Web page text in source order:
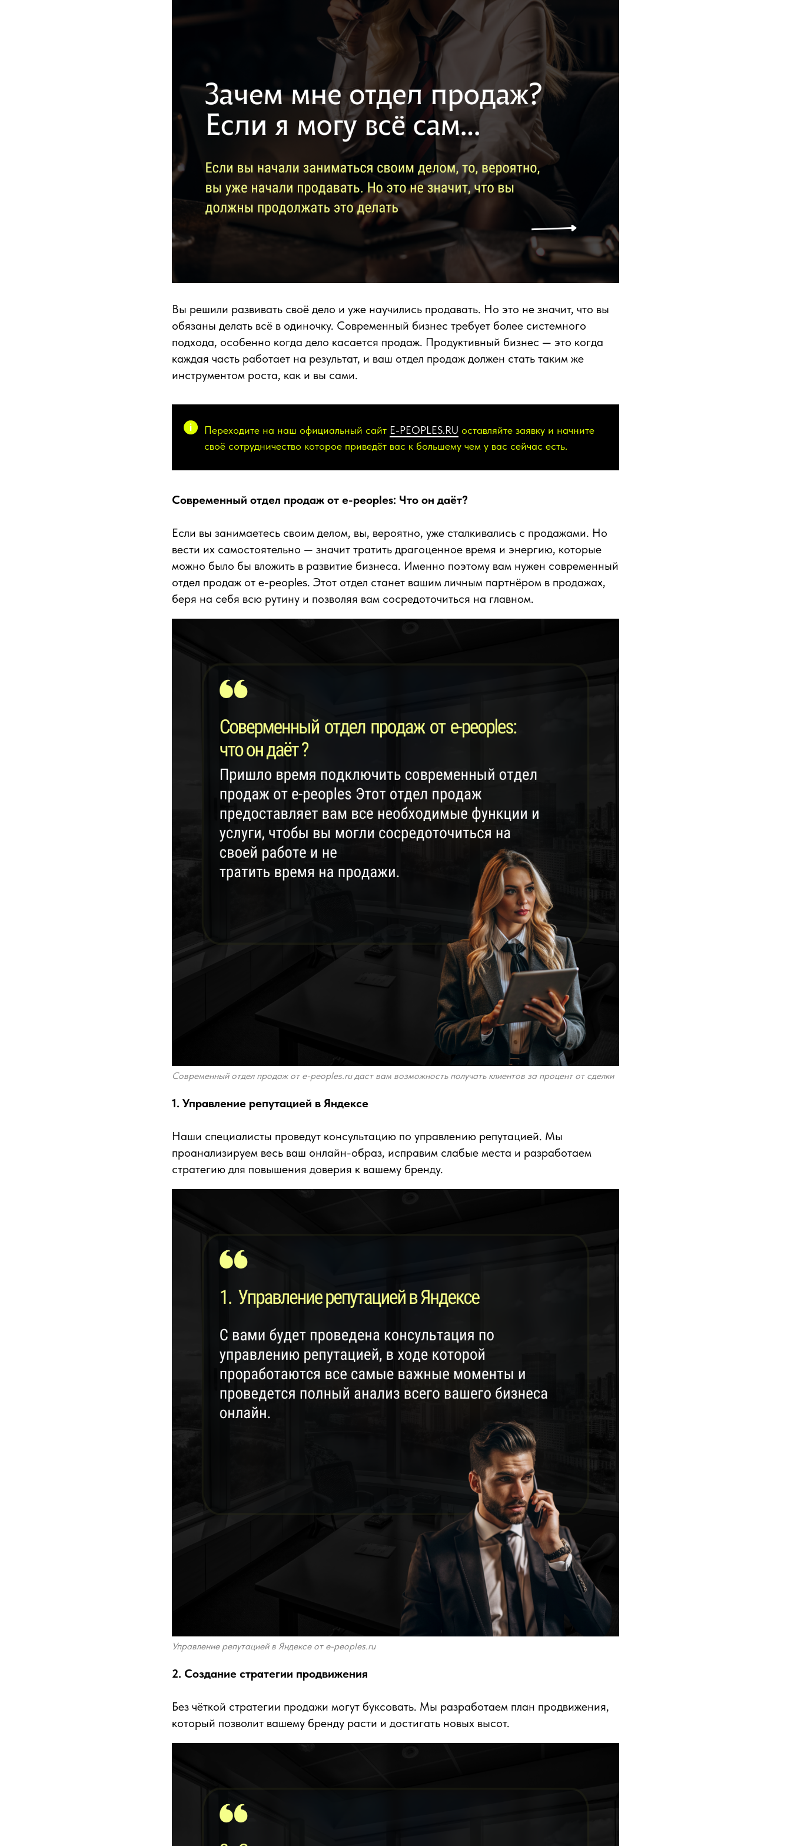
Вы решили развивать своё дело и уже научились продавать. Но это не значит, что вы
обязаны делать всё в одиночку. Современный бизнес требует более системного
подхода, особенно когда дело касается продаж. Продуктивный бизнес — это когда
каждая часть работает на результат, и ваш отдел продаж должен стать таким же
инструментом роста, как и вы сами.
Переходите на наш официальный сайт E-PEOPLES.RU оставляйте заявку и начните
своё сотрудничество которое приведёт вас к большему чем у вас сейчас есть.
Современный отдел продаж от e-peoples: Что он даёт?
Если вы занимаетесь своим делом, вы, вероятно, уже сталкивались с продажами. Но
вести их самостоятельно — значит тратить драгоценное время и энергию, которые
можно было бы вложить в развитие бизнеса. Именно поэтому вам нужен современный
отдел продаж от e-peoples. Этот отдел станет вашим личным партнёром в продажах,
беря на себя всю рутину и позволяя вам сосредоточиться на главном.
Современный отдел продаж от e-peoples.ru даст вам возможность получать клиентов за процент от сделки
1. Управление репутацией в Яндексе
Наши специалисты проведут консультацию по управлению репутацией. Мы
проанализируем весь ваш онлайн-образ, исправим слабые места и разработаем
стратегию для повышения доверия к вашему бренду.
Управление репутацией в Яндексе от e-peoples.ru
2. Создание стратегии продвижения
Без чёткой стратегии продажи могут буксовать. Мы разработаем план продвижения,
который позволит вашему бренду расти и достигать новых высот.